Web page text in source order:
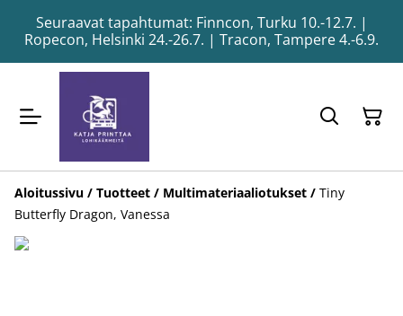
Seuraavat tapahtumat: Finncon, Turku 10.-12.7. |
Ropecon, Helsinki 24.-26.7. | Tracon, Tampere 4.-6.9.
Aloitussivu / Tuotteet / Multimateriaaliotukset / Tiny
Butterfly Dragon, Vanessa